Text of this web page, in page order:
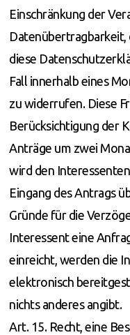
Einschränkung der
Datenübertragbarkeit,
diese
Fall innerhalb eines
zu widerrufen. Diese
Berücksichtigung der
Anträge um zwei
wird den
Eingang des Antrags
Gründe für die
Interessent eine
einreicht, werden die
elektronisch
nichts anderes angibt.
Art. 15. Recht, eine